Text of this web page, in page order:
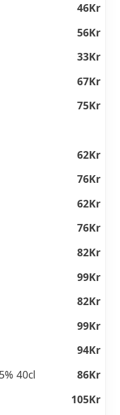
46Kr
56Kr
33Kr
67Kr
75Kr
62Kr
76Kr
62Kr
76Kr
82Kr
99Kr
82Kr
99Kr
94Kr
40cl
86Kr
105Kr